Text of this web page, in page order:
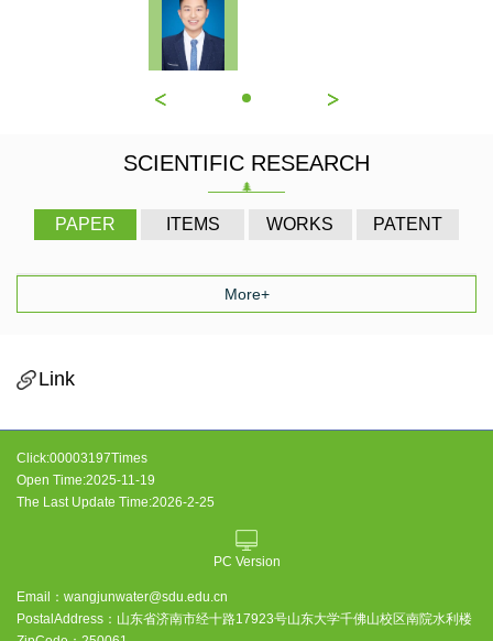
< >
< >
< >
SCIENTIFIC RESEARCH
PAPER ITEMS WORKS PATENT
More+
Link
Click:00003197Times
Open Time:2025-11-19
The Last Update Time:2026-2-25
PC Version
Email： wangjunwater@sdu.edu.cn
PostalAddress： 山东省济南市经十路17923号山东大学千佛山校区南院水利楼